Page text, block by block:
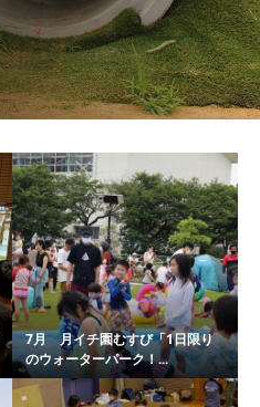
7月 月イチ園むすび「1日限り
のウォーターパーク！...